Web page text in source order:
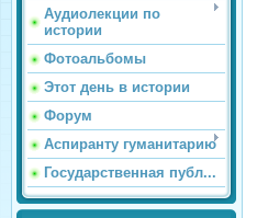
Аудиолекции по
истории
Фотоальбомы
Этот день в истории
Форум
Аспиранту гуманитарию
Государственная публ...